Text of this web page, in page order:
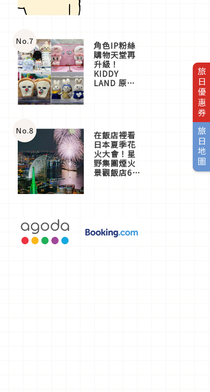
旅日優惠券
旅日地圖
一同給出了
答案
No.7 角色IP粉絲
購物天堂再
升級！
KIDDY
LAND 原宿
店3分即達
No.8 在飯店裡看
日本夏季花
火大會！星
野集團煙火
景觀飯店6